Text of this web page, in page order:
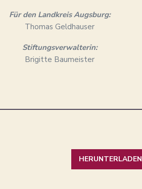
Für den Landkreis Augsburg:
Thomas Geldhauser
Stiftungsverwalterin:
Brigitte Baumeister
HERUNTERLADEN